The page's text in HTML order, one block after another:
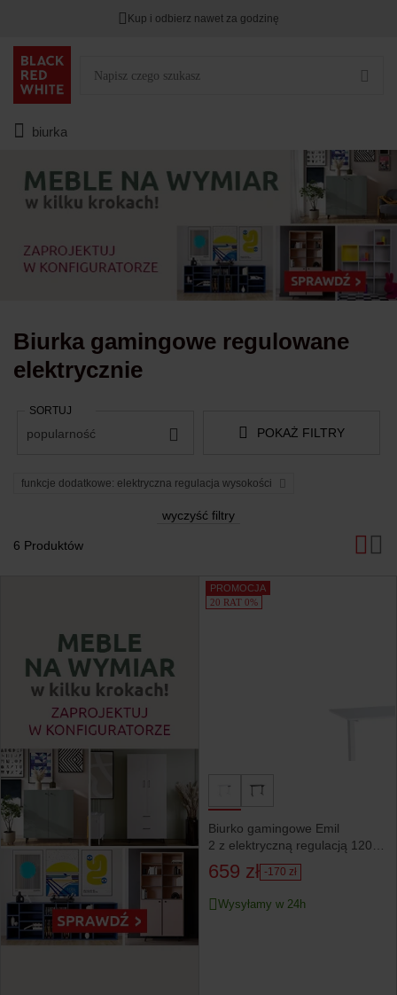
HITY DNIA przy zapisie na Newsletter.
Kup i odbierz nawet za godzinę
biurka
Biurka gamingowe regulowane
elektrycznie
6 Produktów
POKAŻ FILTRY
funkcje dodatkowe: elektryczna regulacja wysokości
wyczyść filtry
SORTUJ
popularność
PROMOCJA
20 RAT 0%
Biurko gamingowe Emil
2 z elektryczną regulacją 120
cm białe
659 zł -170 zł
Wysyłamy w 24h